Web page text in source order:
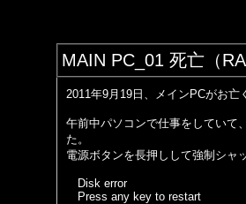
MAIN PC_01 死亡（
2011年9月19日、メインPCがお亡
午前中パソコンで仕事をしていて
た。
電源ボタンを長押しして強制シャ
Disk error
Press any key to restart